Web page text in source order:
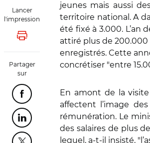
Lancer
l'impression
Lancer l'impression
Partager
sur
Partager cette page sur Facebook
Partager cette page sur Linkedin
jeunes mais aussi
territoire national. A
été fixé à 3.000. L’an
attiré plus de 200.000
enregistrés. Cette
concrétiser "entre
En amont de la
affectent l’image
rémunération. Le
des salaires de plus
lequel, a-t-il insisté,